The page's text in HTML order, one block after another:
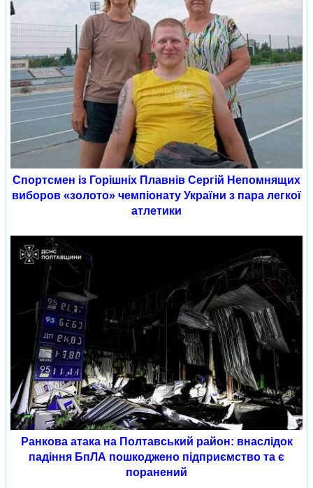
Спортсмен із Горішніх Плавнів Сергій Непомнящих
виборов «золото» чемпіонату України з пара легкої
атлетики
Ранкова атака на Полтавський район: внаслідок
падіння БпЛА пошкоджено підприємство та є
поранений